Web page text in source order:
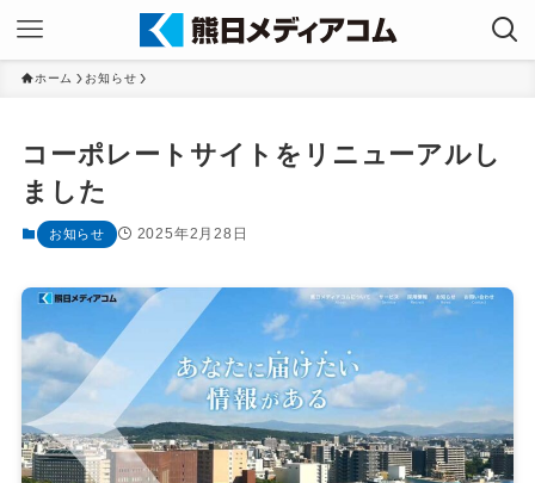
ホーム お知らせ
コーポレートサイトをリニューアルし
ました
お知らせ 2025年2月28日